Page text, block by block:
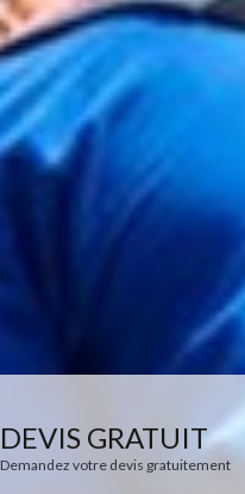
DEVIS GRATUIT
Demandez votre devis gratuitement